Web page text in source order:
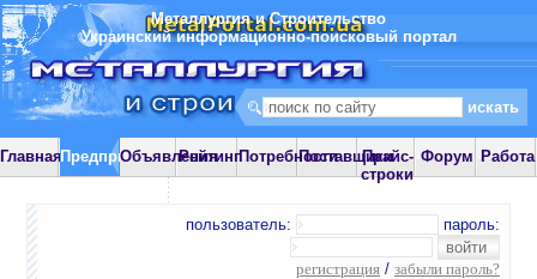
Металлургия и Строительство
Украинский информационно-поисковый портал
ГлавнаяПредприятияОбъявления
РейтингПотребностиПоставщики
Прайс-
строки
Форум Работа
пользователь: пароль:
регистрация / забыли пароль?